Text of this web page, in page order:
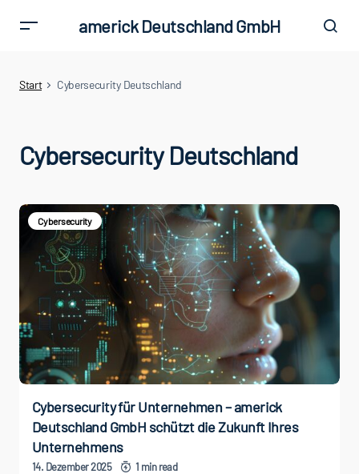
americk Deutschland GmbH
Start Cybersecurity Deutschland
Cybersecurity Deutschland
Cybersecurity
Cybersecurity für Unternehmen – americk
Deutschland GmbH schützt die Zukunft Ihres
Unternehmens
14. Dezember 2025 1 min read